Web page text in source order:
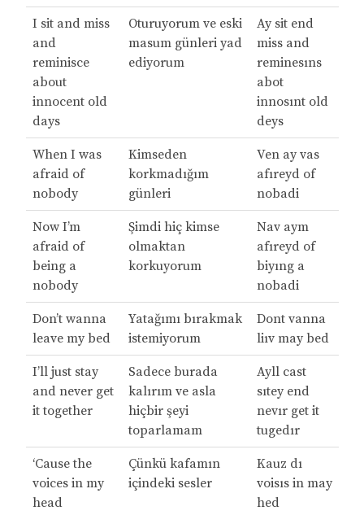
I sit and miss
and
reminisce
about
innocent old
days
Oturuyorum ve eski
masum günleri yad
ediyorum
Ay sit end
miss and
reminesıns
abot
innosınt old
deys
When I was
afraid of
nobody
Kimseden
korkmadığım
günleri
Ven ay vas
afıreyd of
nobadi
Now I’m
afraid of
being a
nobody
Şimdi hiç kimse
olmaktan
korkuyorum
Nav aym
afıreyd of
biyıng a
nobadi
Don’t wanna
leave my bed
Yatağımı bırakmak
istemiyorum
Dont vanna
liıv may bed
I’ll just stay
and never get
it together
Sadece burada
kalırım ve asla
hiçbir şeyi
toparlamam
Ayll cast
sıtey end
nevır get it
tugedır
‘Cause the
voices in my
head
Çünkü kafamın
içindeki sesler
Kauz dı
voisıs in may
hed